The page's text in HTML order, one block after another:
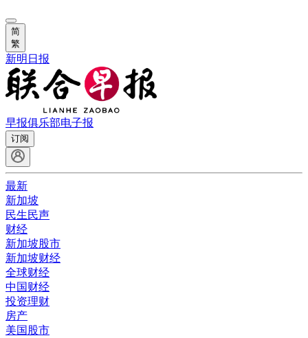
简
繁
新明日报
早报俱乐部电子报
订阅
最新
新加坡
民生民声
财经
新加坡股市
新加坡财经
全球财经
中国财经
投资理财
房产
美国股市